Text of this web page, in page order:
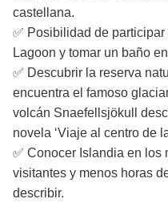
castellana.
✅ Posibilidad de
Lagoon y tomar un baño
✅ Descubrir la reserva
encuentra el famoso
volcán Snaefellsjökull
novela ‘Viaje al centro de
✅ Conocer Islandia en los
visitantes y menos horas
describir.